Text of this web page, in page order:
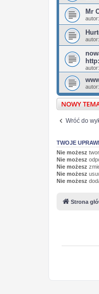
Mr
autor:
autor:
autor:
autor:
NOWY
Wróć do
TWOJE
Nie możesz
Nie możesz
Nie możesz
Nie możesz
Nie możesz
Strona